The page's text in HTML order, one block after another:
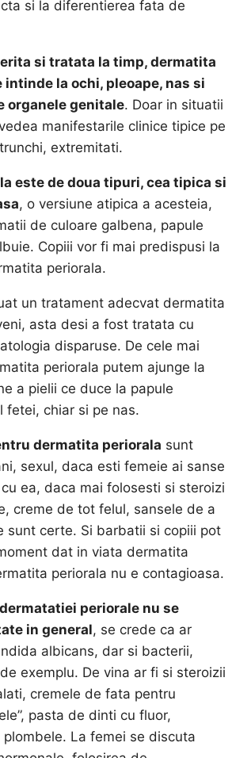
si la diferentierea fata de
si tratata la timp, dermatita
intinde la ochi, pleoape, nas si
organele genitale. Doar in situatii
manifestarile clinice tipice pe
extremitati.
este de doua tipuri, cea tipica si
, o versiune atipica a acesteia,
de culoare galbena, papule
Copiii vor fi mai predispusi la
periorala.
un tratament adecvat dermatita
asta desi a fost tratata cu
disparuse. De cele mai
periorala putem ajunge la
a pielii ce duce la papule
fetei, chiar si pe nas.
dermatita periorala sunt
sexul, daca esti femeie ai sanse
ea, daca mai folosesti si steroizi
creme de tot felul, sansele de a
sunt certe. Si barbatii si copiii pot
dat in viata dermatita
periorala nu e contagioasa.
periorale nu se
in general, se crede ca ar
albicans, dar si bacterii,
exemplu. De vina ar fi si steroizii
cremele de fata pentru
pasta de dinti cu fluor,
La femei se discuta